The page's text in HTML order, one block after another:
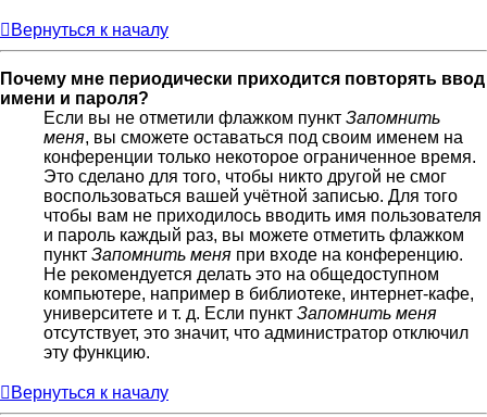
Вернуться к началу
Почему мне периодически приходится повторять ввод
имени и пароля?
Если вы не отметили флажком пункт Запомнить
меня, вы сможете оставаться под своим именем на
конференции только некоторое ограниченное время.
Это сделано для того, чтобы никто другой не смог
воспользоваться вашей учётной записью. Для того
чтобы вам не приходилось вводить имя пользователя
и пароль каждый раз, вы можете отметить флажком
пункт Запомнить меня при входе на конференцию.
Не рекомендуется делать это на общедоступном
компьютере, например в библиотеке, интернет-кафе,
университете и т. д. Если пункт Запомнить меня
отсутствует, это значит, что администратор отключил
эту функцию.
Вернуться к началу